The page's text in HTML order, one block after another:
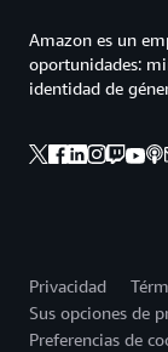
Amazon es un
oportunidades:
identidad de
Privacidad
Sus opciones de
Preferencias de